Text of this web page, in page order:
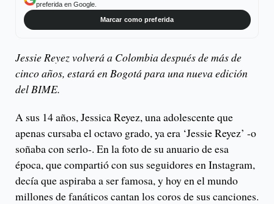
preferida en Google.
Marcar como preferida
Jessie Reyez volverá a Colombia después de más de
cinco años, estará en Bogotá para una nueva edición
del BIME.
A sus 14 años, Jessica Reyez, una adolescente que
apenas cursaba el octavo grado, ya era ‘Jessie Reyez’ -o
soñaba con serlo-. En la foto de su anuario de esa
época, que compartió con sus seguidores en Instagram,
decía que aspiraba a ser famosa, y hoy en el mundo
millones de fanáticos cantan los coros de sus canciones.